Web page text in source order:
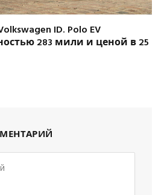
ID. Polo EV
283 мили и ценой в 25